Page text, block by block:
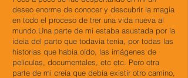
deseo enorme de conocer y descubrir la magia
en todo el proceso de trer una vida nueva al
mundo.Una parte de mi estaba asustada por la
ideia del parto que todavía tenía, por todas las
historias que había oído, las imágenes de
películas, documentales, etc etc. Pero otra
parte de mi creía que debía existir otro camino,